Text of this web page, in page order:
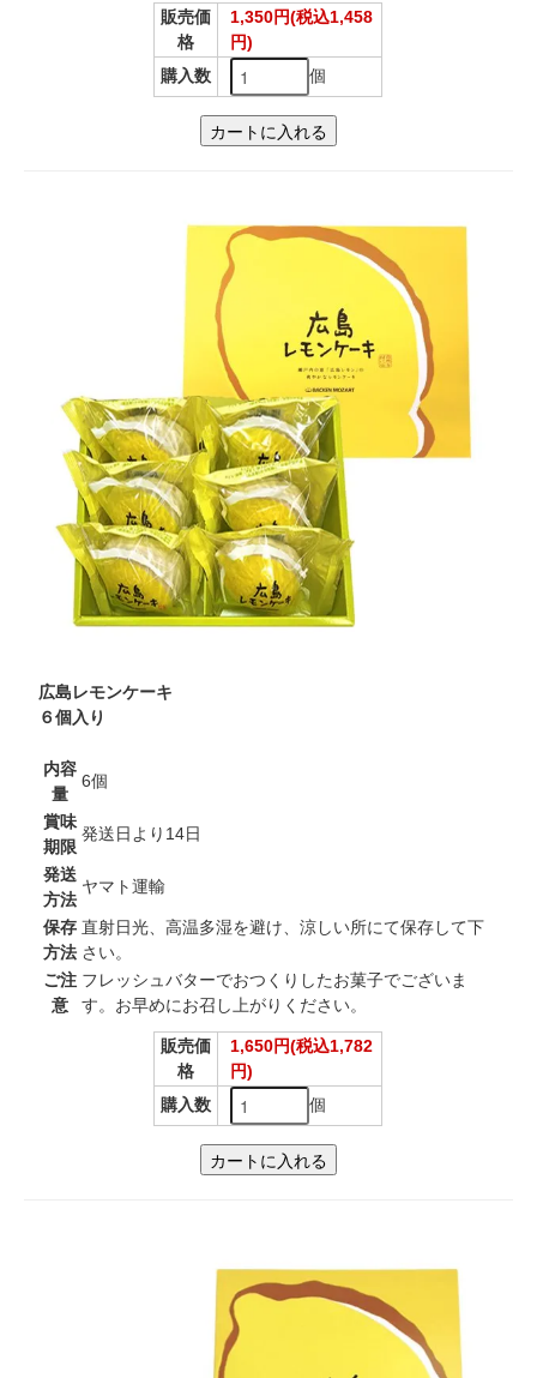
販売価
格
1,350円(税込1,458
円)
購入数
個
広島レモンケーキ
６個入り
内容
量
6個
賞味
期限
発送日より14日
発送
方法
ヤマト運輸
保存
方法
直射日光、高温多湿を避け、涼しい所にて保存して下
さい。
ご注
意
フレッシュバターでおつくりしたお菓子でございま
す。お早めにお召し上がりください。
販売価
格
1,650円(税込1,782
円)
購入数
個